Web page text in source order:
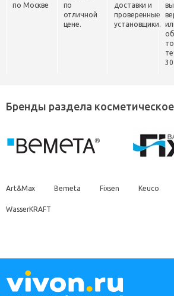
по Москве
по
отличной
цене.
доставки и
проверенные
установщики.
30
Бренды раздела
Art&Max Bemeta Fixsen Keuco
WasserKRAFT